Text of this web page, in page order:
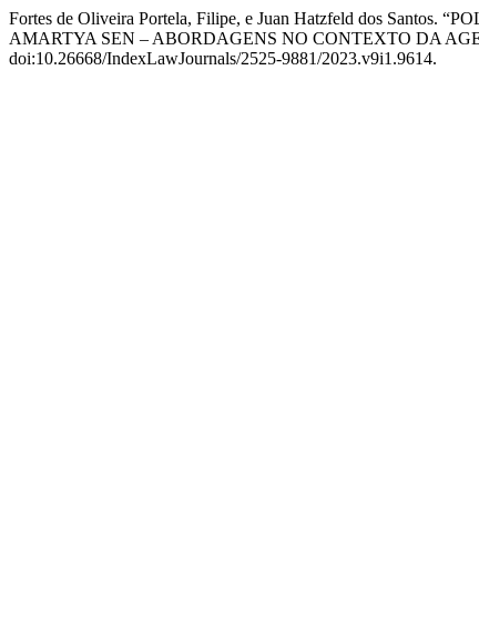
Fortes de Oliveira Portela, Filipe, e Juan Hatzfeld dos
AMARTYA SEN – ABORDAGENS NO CONTEXTO DA
doi:10.26668/IndexLawJournals/2525-9881/2023.v9i1.9614.